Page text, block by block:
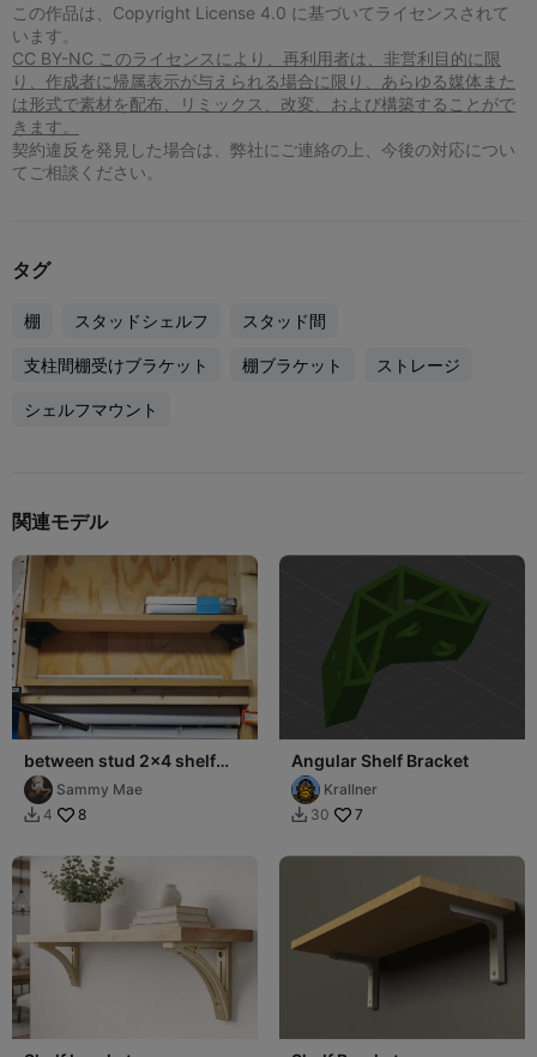
この作品は、Copyright License 4.0 に基づいてライセンスされて
います。
CC BY-NC このライセンスにより、再利用者は、非営利目的に限
り、作成者に帰属表示が与えられる場合に限り、あらゆる媒体また
は形式で素材を配布、リミックス、改変、および構築することがで
きます。
契約違反を発見した場合は、弊社にご連絡の上、今後の対応につい
てご相談ください。
タグ
棚 スタッドシェルフ スタッド間
支柱間棚受けブラケット 棚ブラケット ストレージ
シェルフマウント
関連モデル
between stud 2x4 shelf
bracket (Not my design)
Sammy Mae
 4 8
Angular Shelf Bracket
Krallner
 30 7